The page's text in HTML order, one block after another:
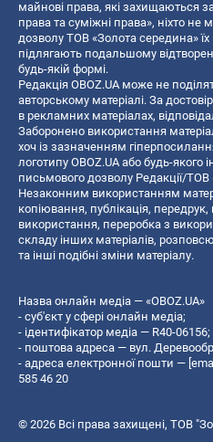
майнові права, які захищаються
права та суміжні права», ніхто
дозволу ТОВ «Золота середина»
підлягають подальшому
будь-якій формі.
Редакція OBOZ.UA може не
авторському матеріалі. За
в рекламних матеріалах,
Заборонено використання
хоч із зазначенням
логотипу OBOZ.UA або будь-якого
письмового дозволу Редакції/
Незаконним використанням
копiювання, публiкацiя,
використання, переробка з
складу інших матеріалів,
та інші подібні зміни матеріалу.
Назва онлайн медіа — «OBOZ.UA»
- суб'єкт у сфері онлайн медіа;
- ідентифікатор медіа — R40-06156;
- поштова адреса — вул.
- адреса електронної пошти —
585 46 20
© 2026 Всі права захищені, ТОВ